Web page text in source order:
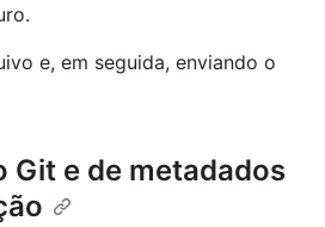
e, em seguida, enviando o
Git e de metadados